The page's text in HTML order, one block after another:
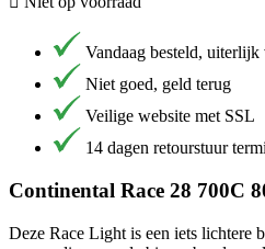
Vandaag besteld,
Niet goed, geld terug
Veilige website met SSL
14 dagen retourstuur
Continental Race 28 700C
Deze Race Light is een iets lichtere